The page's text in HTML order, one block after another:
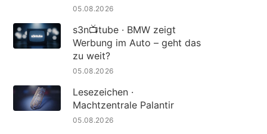
05.08.2026
s3n📺tube · BMW zeigt
Werbung im Auto – geht das
zu weit?
05.08.2026
Lesezeichen ·
Machtzentrale Palantir
05.08.2026